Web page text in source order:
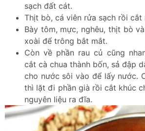
sạch đất cát.
Thịt bò, cá viên rửa sạch rồi cắt
Bày tôm, mực, nghêu, thịt bò
xoài để trông bắt mắt.
Còn về phần rau củ cũng
cắt cà chua thành bốn, sả đập
cho nước sôi vào để lấy nước.
thì lặt đi phần già rồi cắt khúc
nguyên liệu ra đĩa.